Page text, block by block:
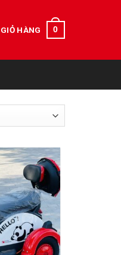
GIỎ HÀNG 0